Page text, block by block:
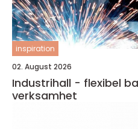
inspiration
02. August 2026
Industrihall - flexibel
verksamhet